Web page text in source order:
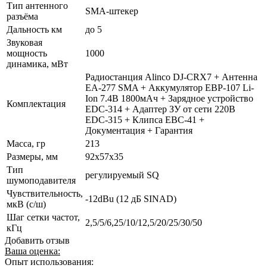
Тип антенного
разъёма
SMA-штекер
Дальность км
до 5
Звуковая
мощность
динамика, мВт
1000
Комплектация
Радиостанция Alinco DJ-CRX7 + Антенна
EA-277 SMA + Аккумулятор EBP-107 Li-
Ion 7.4В 1800мАч + Зарядное устройство
EDC-314 + Адаптер ЗУ от сети 220В
EDC-315 + Клипса EBC-41 +
Документация + Гарантия
Масса, гр
213
Размеры, мм
92х57x35
Тип
шумоподавителя
регулируемый SQ
Чувствительность,
мкВ (с/ш)
-12dBu (12 дБ SINAD)
Шаг сетки частот,
кГц
2,5/5/6,25/10/12,5/20/25/30/50
Добавить отзыв
Ваша оценка:
Опыт использования: